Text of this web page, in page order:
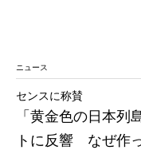
ニュース
「黄金色の日本
トに反響 なぜ作
センスに称賛